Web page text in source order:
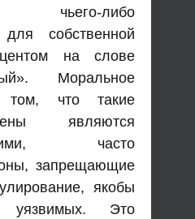
чьего-либо
собственной
на слове
Моральное
что такие
являются
часто
запрещающие
якобы
Это